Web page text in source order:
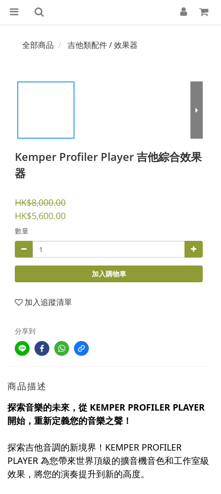
全部商品 吉他類配件 / 效果器
Kemper Profiler Player 吉他綜合效果
器
HK$8,000.00
HK$5,600.00
數量
加入購物車
加入追蹤清單
分享到
商品描述
探索音樂的未來，從 KEMPER PROFILER PLAYER
開始，重新定義您的音樂之聲！
探索吉他音調的新境界！KEMPER PROFILER
PLAYER 為您帶來世界頂級的擴音機音色和工作室級
效果，將您的演奏提升到新的高度。